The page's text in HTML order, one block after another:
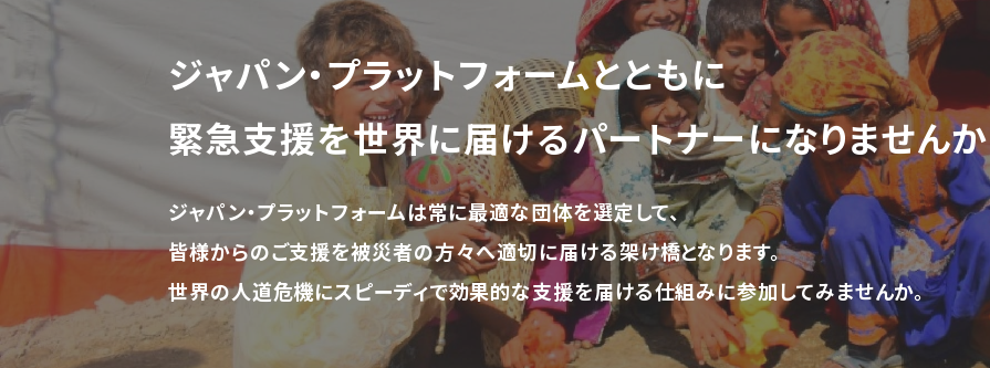
ジャパン・プラットフォームとともに
緊急支援を世界に届けるパートナーになりませんか
ジャパン・プラットフォームは常に最適な団体を選定して、
皆様からのご支援を被災者の方々へ適切に届ける架け橋となります。
世界の人道危機にスピーディで効果的な支援を届ける仕組みに参加してみませんか。